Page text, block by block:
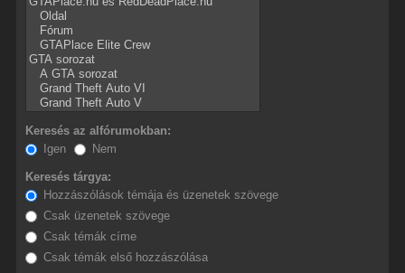
Keresés az alfórumokban:
Igen
Nem
Keresés tárgya:
Hozzászólások témája és üzenetek szövege
Csak üzenetek szövege
Csak témák címe
Csak témák első hozzászólása